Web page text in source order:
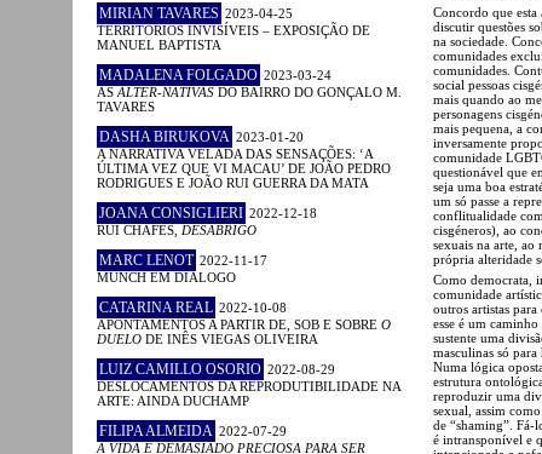
MIRIAN TAVARES 2023-04-25
TERRITÓRIOS INVISÍVEIS – EXPOSIÇÃO DE
MANUEL BAPTISTA
MADALENA FOLGADO 2023-03-24
AS ALTER-NATIVAS DO BAIRRO DO GONÇALO M.
TAVARES
DASHA BIRUKOVA 2023-01-20
A NARRATIVA VELADA DAS SENSAÇÕES: ‘A
ÚLTIMA VEZ QUE VI MACAU’ DE JOÃO PEDRO
RODRIGUES E JOÃO RUI GUERRA DA MATA
JOANA CONSIGLIERI 2022-12-18
RUI CHAFES, DESABRIGO
MARC LENOT 2022-11-17
MUNCH EM DIÁLOGO
CATARINA REAL 2022-10-08
APONTAMENTOS A PARTIR DE, SOB E SOBRE O
DUELO DE INÊS VIEGAS OLIVEIRA
LUIZ CAMILLO OSORIO 2022-08-29
DESLOCAMENTOS DA REPRODUTIBILIDADE NA
ARTE: AINDA DUCHAMP
FILIPA ALMEIDA 2022-07-29
A VIDA É DEMASIADO PRECIOSA PARA SER
Concordo que esta
discutir questões
na sociedade.
comunidades
comunidades.
social pessoas
mais quando ao
personagens
mais pequena, a
inversamente
comunidade
questionável que
seja uma boa
um só passe a
conflitualidade
cisgéneros), ao
sexuais na arte, ao
própria alteridade
Como democrata,
comunidade
outros artistas
esse é um
sustente uma
masculinas só
Numa lógica
estrutura
reproduzir uma
sexual, assim
de “shaming”. Fá-
é intransponível e